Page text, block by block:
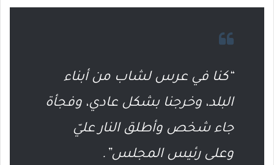
“كنا في عرس لشاب من أبناء
البلد، وخرجنا بشكل عادي، وفجأة
جاء شخص وأطلق النار عليّ
وعلى رئيس المجلس”.